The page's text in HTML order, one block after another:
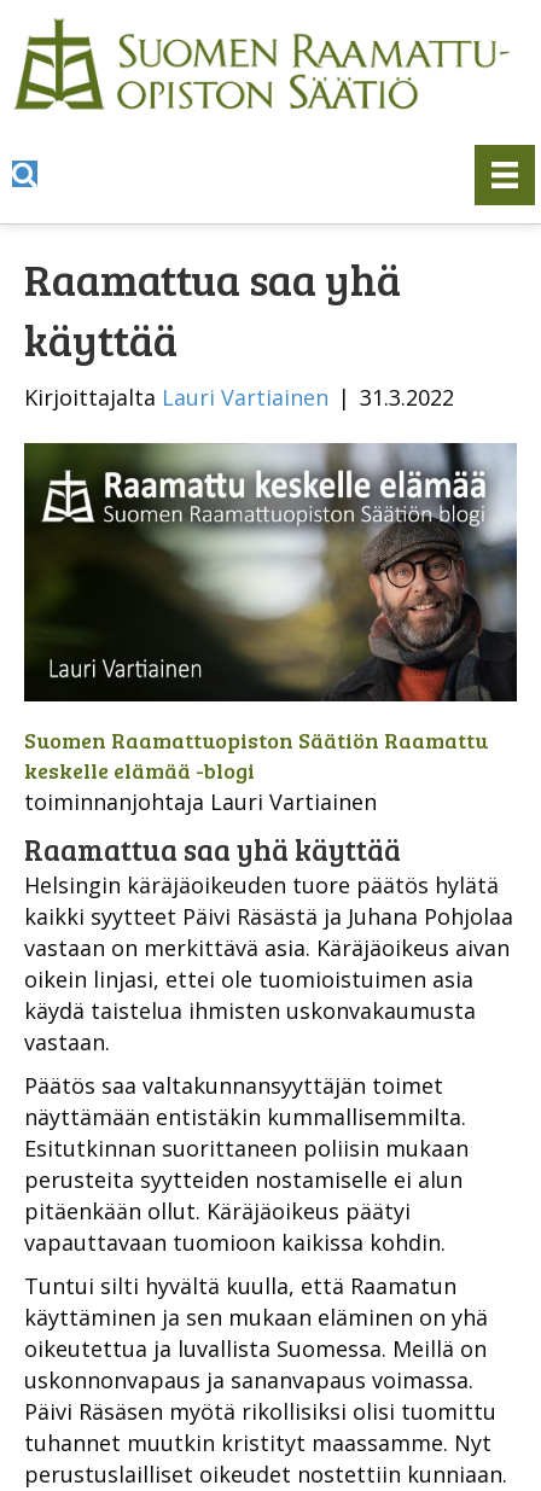
Raamattua saa yhä
käyttää
Kirjoittajalta Lauri Vartiainen | 31.3.2022
Suomen Raamattuopiston Säätiön Raamattu
keskelle elämää -blogi
toiminnanjohtaja Lauri Vartiainen
Raamattua saa yhä käyttää
Helsingin käräjäoikeuden tuore päätös hylätä
kaikki syytteet Päivi Räsästä ja Juhana Pohjolaa
vastaan on merkittävä asia. Käräjäoikeus aivan
oikein linjasi, ettei ole tuomioistuimen asia
käydä taistelua ihmisten uskonvakaumusta
vastaan.
Päätös saa valtakunnansyyttäjän toimet
näyttämään entistäkin kummallisemmilta.
Esitutkinnan suorittaneen poliisin mukaan
perusteita syytteiden nostamiselle ei alun
pitäenkään ollut. Käräjäoikeus päätyi
vapauttavaan tuomioon kaikissa kohdin.
Tuntui silti hyvältä kuulla, että Raamatun
käyttäminen ja sen mukaan eläminen on yhä
oikeutettua ja luvallista Suomessa. Meillä on
uskonnonvapaus ja sananvapaus voimassa.
Päivi Räsäsen myötä rikollisiksi olisi tuomittu
tuhannet muutkin kristityt maassamme. Nyt
perustuslailliset oikeudet nostettiin kunniaan.